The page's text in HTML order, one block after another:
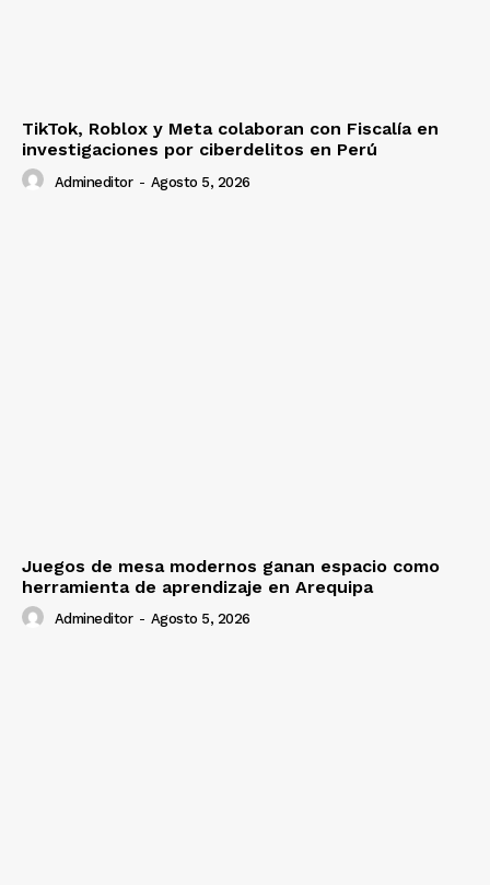
TikTok, Roblox y Meta colaboran con Fiscalía en
investigaciones por ciberdelitos en Perú
Admineditor - Agosto 5, 2026
Juegos de mesa modernos ganan espacio como
herramienta de aprendizaje en Arequipa
Admineditor - Agosto 5, 2026